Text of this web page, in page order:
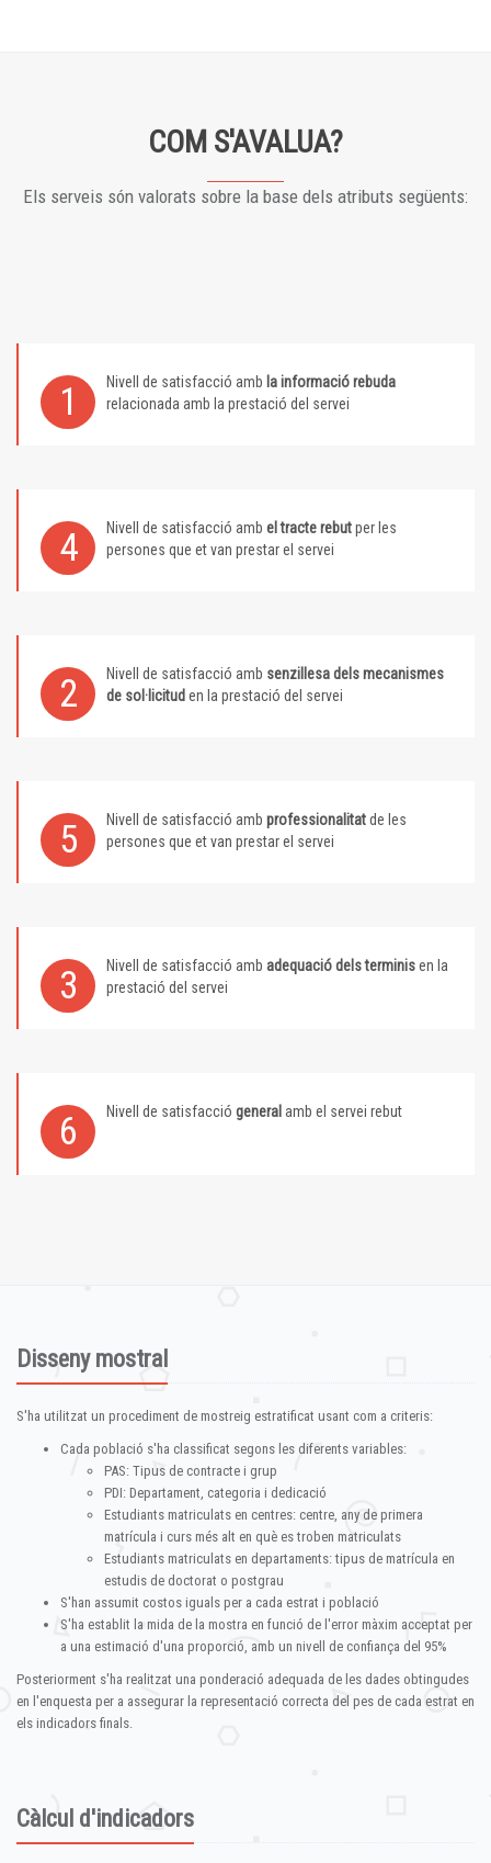
COM S'AVALUA?
Els serveis són valorats sobre la base dels atributs següents:
1 Nivell de satisfacció amb la informació rebuda
relacionada amb la prestació del servei
4 Nivell de satisfacció amb el tracte rebutper les
persones que et van prestar el servei
2 Nivell de satisfacció amb senzillesa dels mecanismes
de sol·licitud en la prestació del servei
5 Nivell de satisfacció amb professionalitatde les
persones que et van prestar el servei
3 Nivell de satisfacció amb adequació dels terminisen la
prestació del servei
6 Nivell de satisfacció general amb el servei rebut
Disseny mostral
S'ha utilitzat un procediment de mostreig estratificat usant com a criteris:
Cada població s'ha classificat segons les diferents variables:
PAS: Tipus de contracte i grup
PDI: Departament, categoria i dedicació
Estudiants matriculats en centres: centre, any de primera
matrícula i curs més alt en què es troben matriculats
Estudiants matriculats en departaments: tipus de matrícula en
estudis de doctorat o postgrau
S'han assumit costos iguals per a cada estrat i població
S'ha establit la mida de la mostra en funció de l'error màxim acceptat per
a una estimació d'una proporció, amb un nivell de confiança del 95%
Posteriorment s'ha realitzat una ponderació adequada de les dades obtingudes
en l'enquesta per a assegurar la representació correcta del pes de cada estrat en
els indicadors finals.
Càlcul d'indicadors